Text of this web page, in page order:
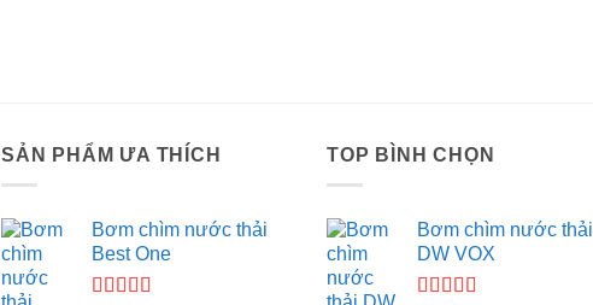
SẢN PHẨM ƯA THÍCH
Bơm chìm nước thải
Best One
TOP BÌNH CHỌN
Bơm chìm nước thải
DW VOX